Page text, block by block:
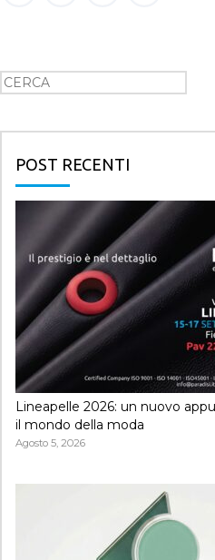
Cerca
POST RECENTI
Lineapelle 2026: un nuovo
il mondo della moda
Agosto 5, 2026